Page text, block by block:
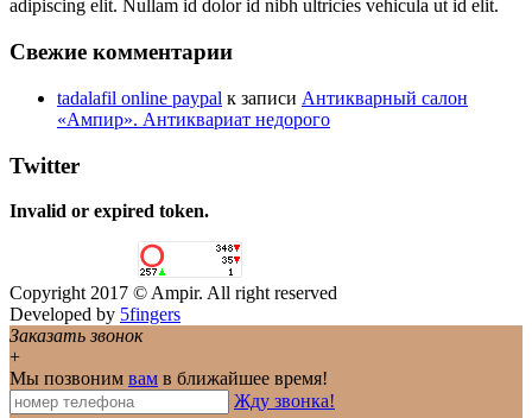
adipiscing elit. Nullam id dolor id nibh ultricies vehicula ut id elit.
Свежие комментарии
tadalafil online paypal к записи Антикварный салон
«Ампир». Антиквариат недорого
Twitter
Invalid or expired token.
Copyright 2017 © Ampir. All right reserved
Developed by 5fingers
Заказать звонок
+
Мы позвоним вам в ближайшее время!
Жду звонка!